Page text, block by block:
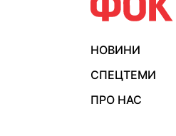
НОВИНИ
СПЕЦТЕМИ
ПРО НАС